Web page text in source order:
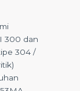
300 dan
304 /